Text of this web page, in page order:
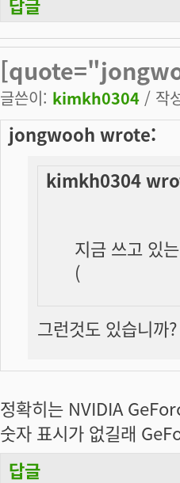
글쓴이: kimkh0304 / 작
jongwooh wrote:
kimkh0304
지금 쓰고 있
(
그런것도 있습니
정확히는 NVIDIA
숫자 표시가 없길래
답글